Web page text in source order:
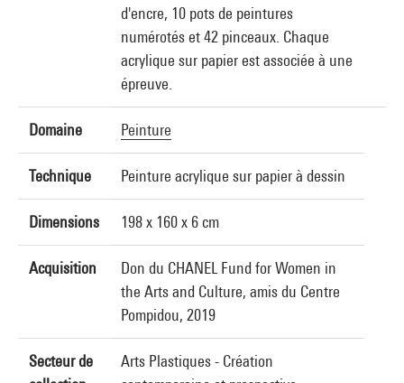
d'encre, 10 pots de peintures
numérotés et 42 pinceaux. Chaque
acrylique sur papier est associée à une
épreuve.
Domaine Peinture
Technique Peinture acrylique sur papier à dessin
Dimensions 198 x 160 x 6 cm
Acquisition
Don du CHANEL Fund for Women in
the Arts and Culture, amis du Centre
Pompidou, 2019
Secteur de
Arts Plastiques - Création